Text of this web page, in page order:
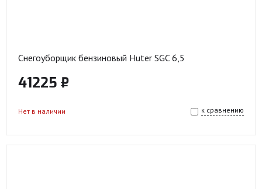
Снегоуборщик бензиновый Huter SGC 6,5
41225 ₽
к сравнению
Нет в наличии